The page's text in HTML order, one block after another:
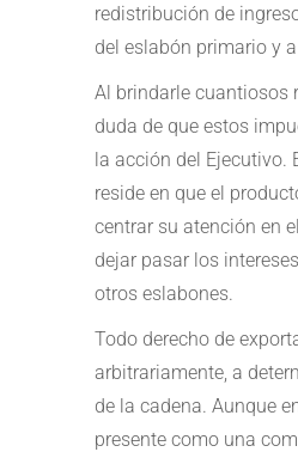
redistribución de
del eslabón primario y
Al brindarle cuantiosos
duda de que estos
la acción del Ejecutivo.
reside en que el
centrar su atención en
dejar pasar los
otros eslabones.
Todo derecho de
arbitrariamente, a
de la cadena. Aunque
presente como una